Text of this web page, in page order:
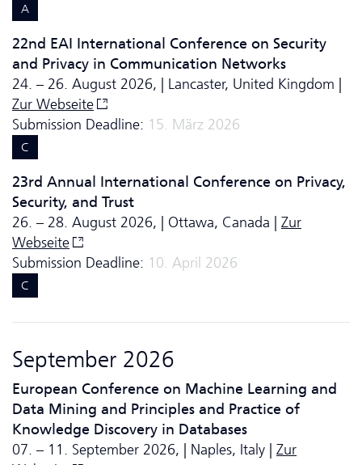
A
22nd EAI International Conference on Security
and Privacy in Communication Networks
24. – 26. August 2026, | Lancaster, United Kingdom |
Zur Webseite
Submission Deadline: 15. März 2026
C
23rd Annual International Conference on Privacy,
Security, and Trust
26. – 28. August 2026, | Ottawa, Canada | Zur
Webseite
Submission Deadline: 10. April 2026
C
September 2026
European Conference on Machine Learning and
Data Mining and Principles and Practice of
Knowledge Discovery in Databases
07. – 11. September 2026, | Naples, Italy | Zur